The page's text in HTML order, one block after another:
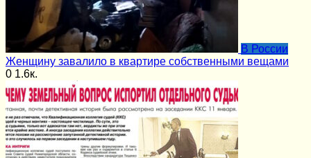
В России
Женщину завалило в квартире собственными вещами
0 1.6к.